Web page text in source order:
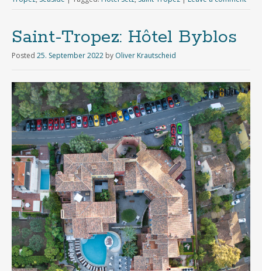
Saint-Tropez: Hôtel Byblos
Posted 25. September 2022 by Oliver Krautscheid